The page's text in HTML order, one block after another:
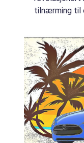
tilnærming til
brukte Tesla-